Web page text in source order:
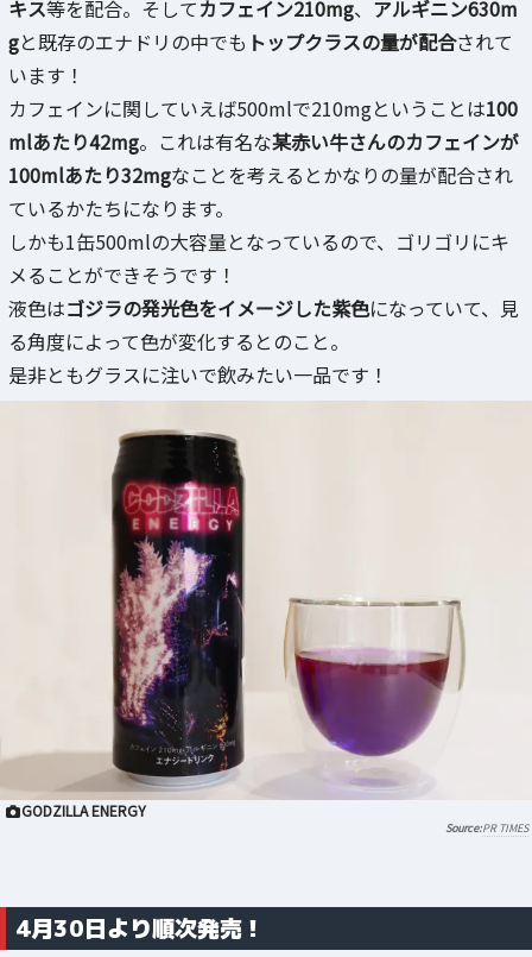
キス等を配合。そしてカフェイン210mg、 アルギニン630m
gと既存のエナドリの中でも トップクラスの量が配合されて
います！
カフェインに関していえば500mlで210mgということは100
mlあたり42mg。これは有名な某赤い牛さんのカフェインが
100mlあたり32mgなことを考えるとかなりの量が配合され
ているかたちになります。
しかも1缶500mlの大容量となっているので、ゴリゴリにキ
メることができそうです！
液色はゴジラの発光色をイメージした紫色になっていて、見
る角度によって色が変化するとのこと。
是非ともグラスに注いで飲みたい一品です！
GODZILLA ENERGY
PR TIMES
4月30日より順次発売！